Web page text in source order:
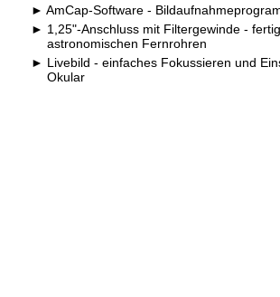
AmCap-Software -
1,25"-Anschluss mit Filtergewinde -
astronomischen Fernrohren
Livebild - einfaches Fokussieren und
Okular